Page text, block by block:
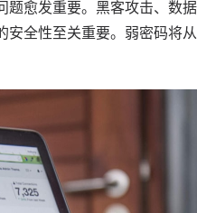
题愈发重要。黑客攻击、数
全性至关重要。 弱密码将